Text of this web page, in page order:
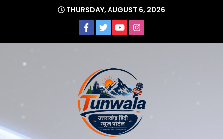
THURSDAY, AUGUST 6, 2026